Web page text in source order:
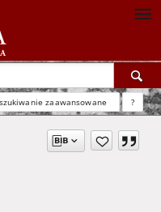
zaawansowane ?